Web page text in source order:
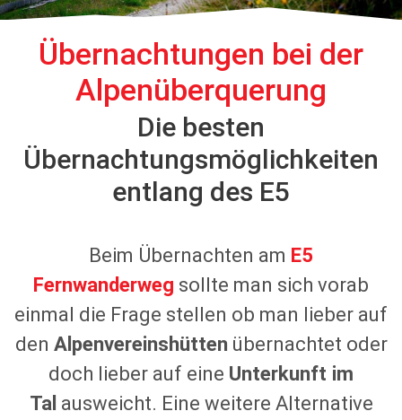
Übernachtungen bei der
Alpenüberquerung
Die besten
Übernachtungsmöglichkeiten
entlang des E5
Beim Übernachten am E5
Fernwanderweg sollte man sich vorab
einmal die Frage stellen ob man lieber auf
den Alpenvereinshütten übernachtet oder
doch lieber auf eine Unterkunft im
Tal ausweicht. Eine weitere Alternative